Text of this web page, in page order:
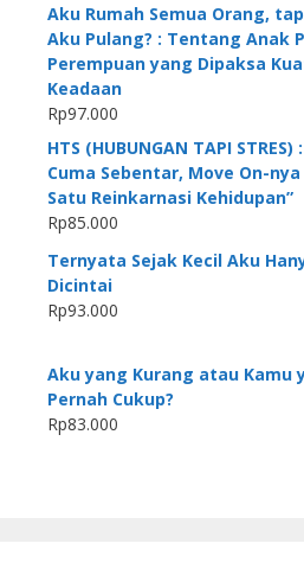
Aku Rumah Semua Orang,
Aku Pulang? : Tentang Anak
Perempuan yang Dipaksa
Keadaan
Rp97.000
HTS (HUBUNGAN TAPI
Cuma Sebentar, Move On-
Satu Reinkarnasi Kehidupan”
Rp85.000
Ternyata Sejak Kecil Aku
Dicintai
Rp93.000
Aku yang Kurang atau Kamu
Pernah Cukup?
Rp83.000